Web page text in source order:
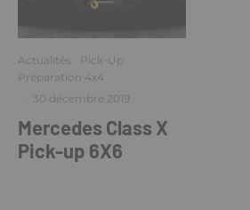
Actualités
Pick-Up
Préparation 4x4
· 30 décembre 2019
Mercedes Class X
Pick-up 6X6